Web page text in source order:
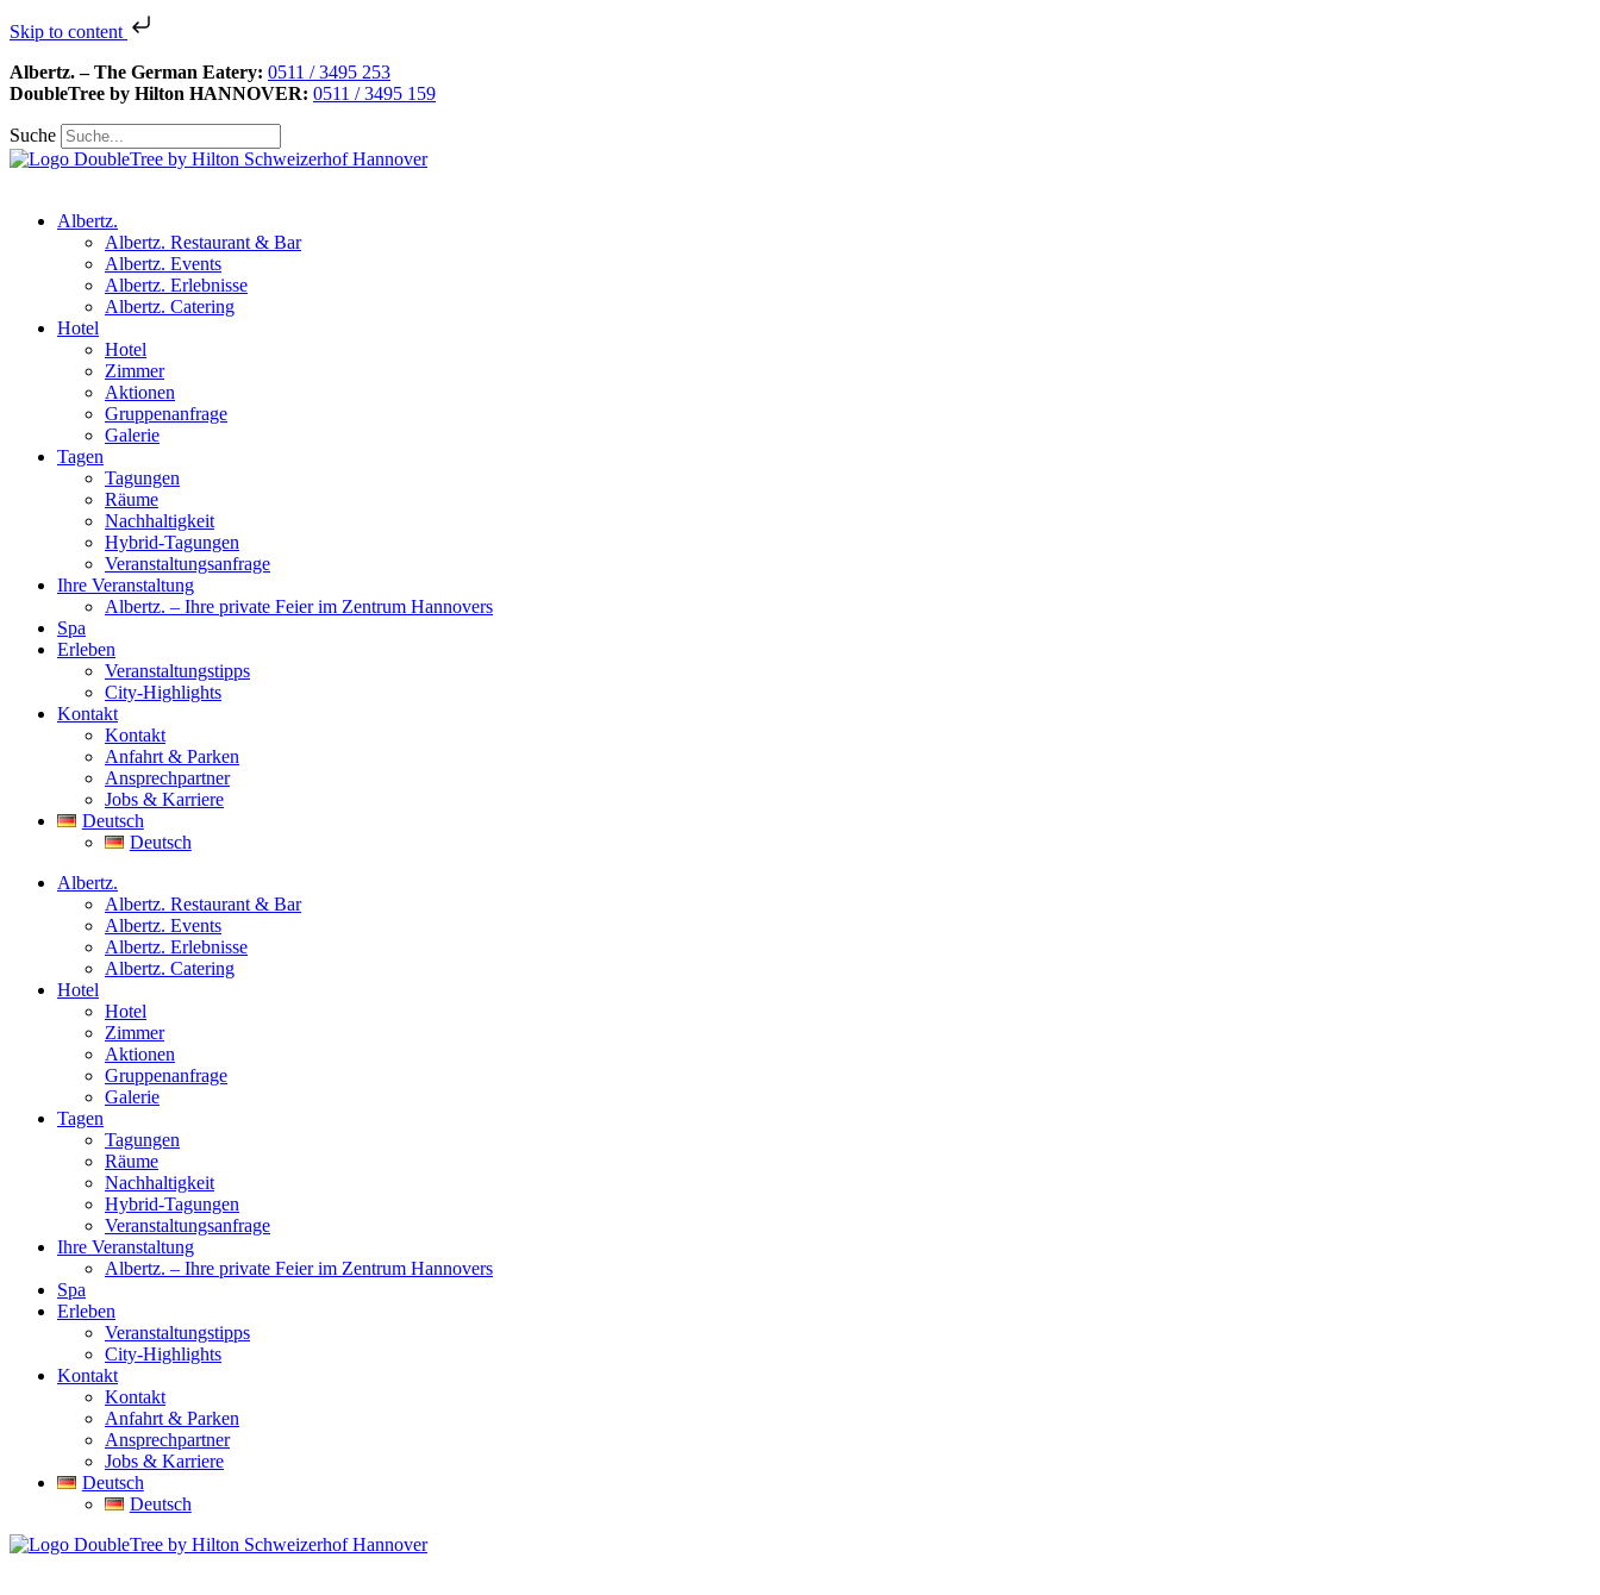
Skip to content
Albertz. – The German Eatery: 0511 / 3495 253
DoubleTree by Hilton HANNOVER: 0511 / 3495 159
Suche
Albertz.
Albertz. Restaurant & Bar
Albertz. Events
Albertz. Erlebnisse
Albertz. Catering
Hotel
Hotel
Zimmer
Aktionen
Gruppenanfrage
Galerie
Tagen
Tagungen
Räume
Nachhaltigkeit
Hybrid-Tagungen
Veranstaltungsanfrage
Ihre Veranstaltung
Albertz. – Ihre private Feier im Zentrum Hannovers
Spa
Erleben
Veranstaltungstipps
City-Highlights
Kontakt
Kontakt
Anfahrt & Parken
Ansprechpartner
Jobs & Karriere
Deutsch
Deutsch
Albertz.
Albertz. Restaurant & Bar
Albertz. Events
Albertz. Erlebnisse
Albertz. Catering
Hotel
Hotel
Zimmer
Aktionen
Gruppenanfrage
Galerie
Tagen
Tagungen
Räume
Nachhaltigkeit
Hybrid-Tagungen
Veranstaltungsanfrage
Ihre Veranstaltung
Albertz. – Ihre private Feier im Zentrum Hannovers
Spa
Erleben
Veranstaltungstipps
City-Highlights
Kontakt
Kontakt
Anfahrt & Parken
Ansprechpartner
Jobs & Karriere
Deutsch
Deutsch